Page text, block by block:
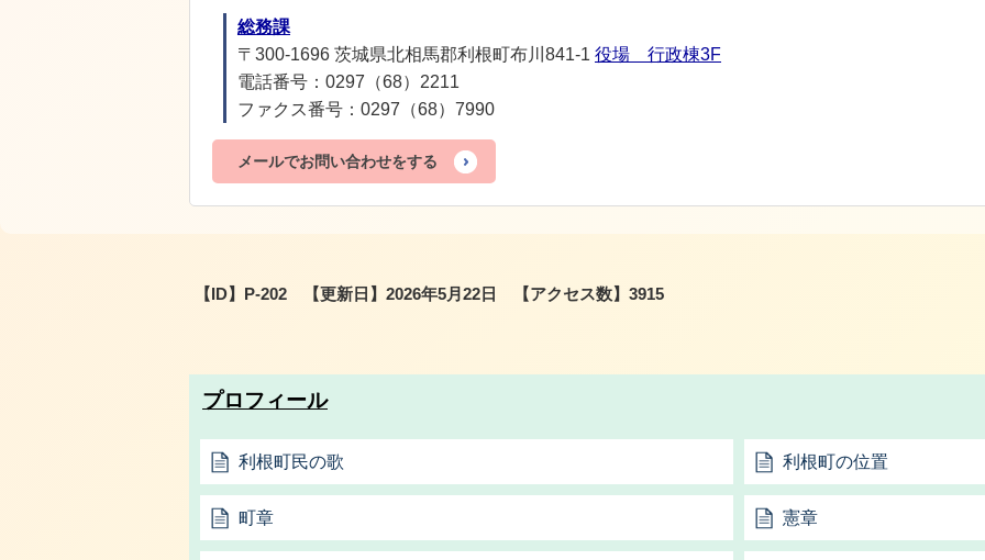
総務課
〒300-1696 茨城県北相馬郡利根町布川841-1 役場 行政棟3F
電話番号：0297（68）2211
ファクス番号：0297（68）7990
メールでお問い合わせをする
【ID】 P-202 【更新日】 2026年5月22日 【アクセス数】 3915
プロフィール
利根町民の歌 利根町の位置
町章 憲章